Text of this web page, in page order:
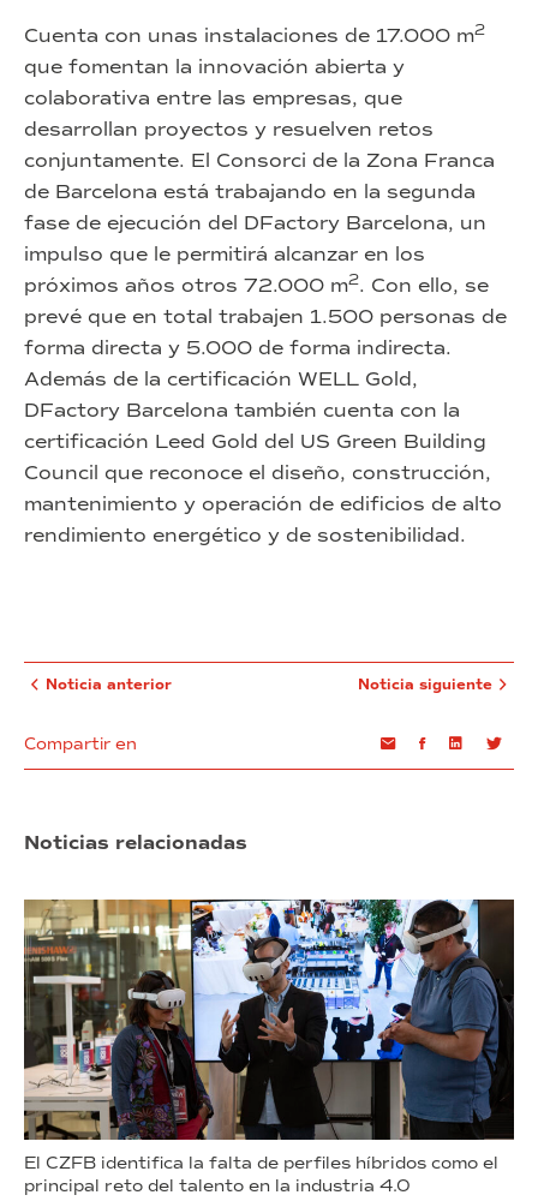
Cuenta con unas instalaciones de 17.000 m2
que fomentan la innovación abierta y
colaborativa entre las empresas, que
desarrollan proyectos y resuelven retos
conjuntamente. El Consorci de la Zona Franca
de Barcelona está trabajando en la segunda
fase de ejecución del DFactory Barcelona, un
impulso que le permitirá alcanzar en los
próximos años otros 72.000 m2. Con ello, se
prevé que en total trabajen 1.500 personas de
forma directa y 5.000 de forma indirecta.
Además de la certificación WELL Gold,
DFactory Barcelona también cuenta con la
certificación Leed Gold del US Green Building
Council que reconoce el diseño, construcción,
mantenimiento y operación de edificios de alto
rendimiento energético y de sostenibilidad.
Noticia anterior
Compartir en EmailFacebookLinkedin
Noticia siguiente
Noticias relacionadas
El CZFB identifica la falta de perfiles híbridos como el
principal reto del talento en la industria 4.0